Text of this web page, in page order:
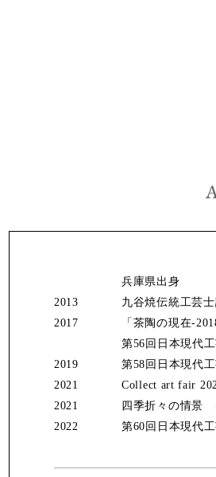
兵庫県出身
2013
九谷焼伝統工芸士
2017
「茶陶の現在-
第56回日本現代
2019
第58回日本現代
2021
Collect art fair
2021
四季折々の情景
2022
第60回日本現代